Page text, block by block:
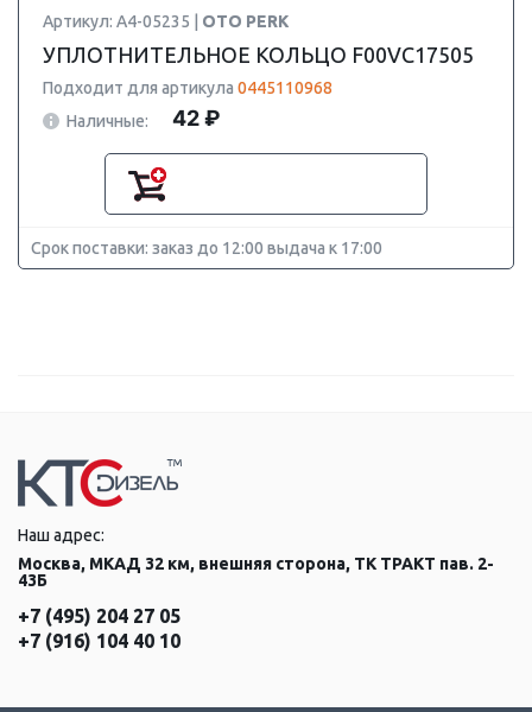
Артикул: A4-05235 | OTO PERK
УПЛОТНИТЕЛЬНОЕ КОЛЬЦО F00VC17505
Подходит для артикула 0445110968
Наличные:
42 ₽
Срок поставки: заказ до 12:00 выдача к 17:00
Наш адрес:
Москва, МКАД 32 км, внешняя сторона, ТК ТРАКТ пав. 2-
43Б
+7 (495) 204 27 05
+7 (916) 104 40 10